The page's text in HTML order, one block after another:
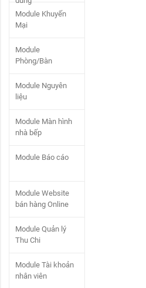
Module Khuyến
Mại
Module
Phòng/Bàn
Module Nguyên
liệu
Module Màn hình
nhà bếp
Module Báo cáo
Module Website
bán hàng Online
Module Quản lý
Thu Chi
Module Tài khoản
nhân viên